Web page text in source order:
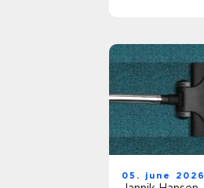
05. june 2026